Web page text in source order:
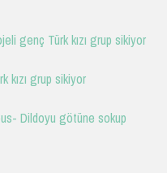
genç Türk kızı grup sikiyor
kızı grup sikiyor
Dildoyu götüne sokup